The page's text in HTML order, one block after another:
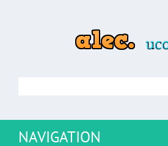
NAVIGATION